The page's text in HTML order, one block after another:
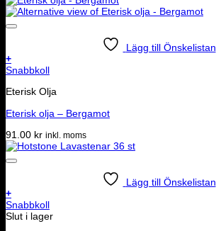
Lägg till Önskelistan
+
Snabbkoll
Eterisk Olja
Eterisk olja – Bergamot
91.00 kr inkl. moms
Lägg till Önskelistan
+
Snabbkoll
Slut i lager